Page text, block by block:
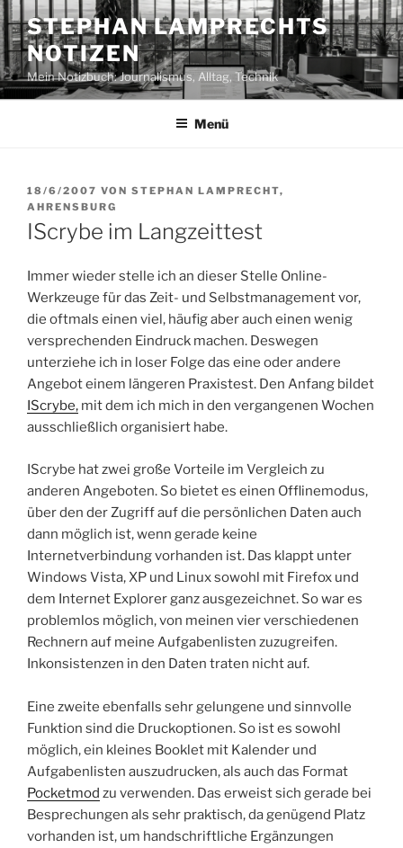
Zum
Inhalt
springen
STEPHAN LAMPRECHTS
NOTIZEN
Mein Notizbuch: Journalismus, Alltag, Technik
Menü
VERÖFFENTLICHT
AM
18/6/2007 VON STEPHAN LAMPRECHT,
AHRENSBURG
IScrybe im Langzeittest
Immer wieder stelle ich an dieser Stelle Online-
Werkzeuge für das Zeit- und Selbstmanagement vor,
die oftmals einen viel, häufig aber auch einen wenig
versprechenden Eindruck machen. Deswegen
unterziehe ich in loser Folge das eine oder andere
Angebot einem längeren Praxistest. Den Anfang bildet
IScrybe, mit dem ich mich in den vergangenen Wochen
ausschließlich organisiert habe.
IScrybe hat zwei große Vorteile im Vergleich zu
anderen Angeboten. So bietet es einen Offlinemodus,
über den der Zugriff auf die persönlichen Daten auch
dann möglich ist, wenn gerade keine
Internetverbindung vorhanden ist. Das klappt unter
Windows Vista, XP und Linux sowohl mit Firefox und
dem Internet Explorer ganz ausgezeichnet. So war es
problemlos möglich, von meinen vier verschiedenen
Rechnern auf meine Aufgabenlisten zuzugreifen.
Inkonsistenzen in den Daten traten nicht auf.
Eine zweite ebenfalls sehr gelungene und sinnvolle
Funktion sind die Druckoptionen. So ist es sowohl
möglich, ein kleines Booklet mit Kalender und
Aufgabenlisten auszudrucken, als auch das Format
Pocketmod zu verwenden. Das erweist sich gerade bei
Besprechungen als sehr praktisch, da genügend Platz
vorhanden ist, um handschriftliche Ergänzungen